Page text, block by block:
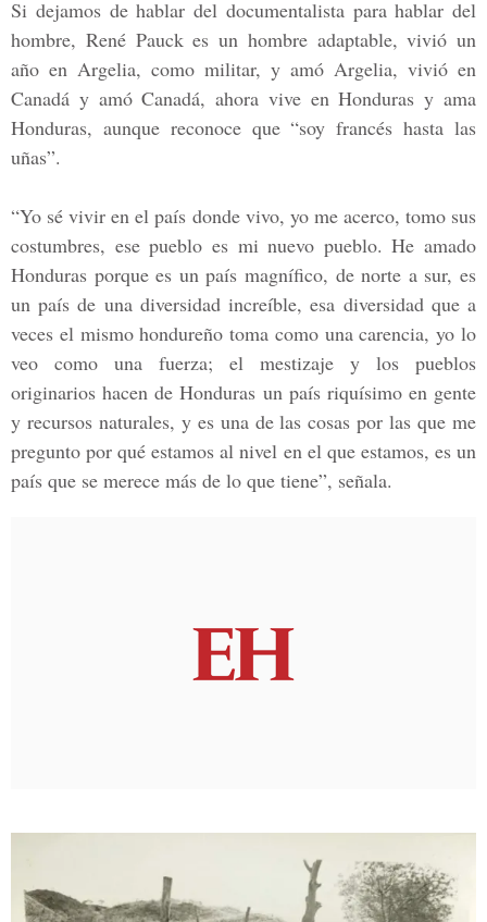
Si dejamos de hablar del documentalista para hablar del
hombre, René Pauck es un hombre adaptable, vivió un
año en Argelia, como militar, y amó Argelia, vivió en
Canadá y amó Canadá, ahora vive en Honduras y ama
Honduras, aunque reconoce que “soy francés hasta las
uñas”.
“Yo sé vivir en el país donde vivo, yo me acerco, tomo sus
costumbres, ese pueblo es mi nuevo pueblo. He amado
Honduras porque es un país magnífico, de norte a sur, es
un país de una diversidad increíble, esa diversidad que a
veces el mismo hondureño toma como una carencia, yo lo
veo como una fuerza; el mestizaje y los pueblos
originarios hacen de Honduras un país riquísimo en gente
y recursos naturales, y es una de las cosas por las que me
pregunto por qué estamos al nivel en el que estamos, es un
país que se merece más de lo que tiene”, señala.